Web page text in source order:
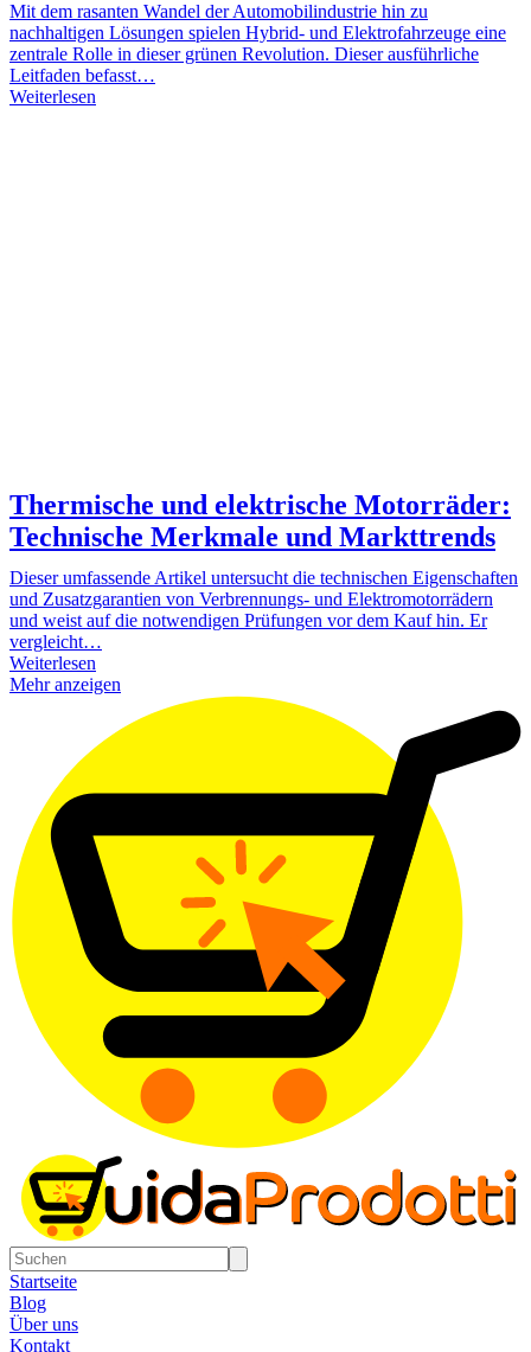
Mit dem rasanten Wandel der Automobilindustrie hin zu
nachhaltigen Lösungen spielen Hybrid- und Elektrofahrzeuge eine
zentrale Rolle in dieser grünen Revolution. Dieser ausführliche
Leitfaden befasst…
Weiterlesen
Thermische und elektrische Motorräder:
Technische Merkmale und Markttrends
Dieser umfassende Artikel untersucht die technischen Eigenschaften
und Zusatzgarantien von Verbrennungs- und Elektromotorrädern
und weist auf die notwendigen Prüfungen vor dem Kauf hin. Er
vergleicht…
Weiterlesen
Mehr anzeigen
Startseite
Blog
Über uns
Kontakt